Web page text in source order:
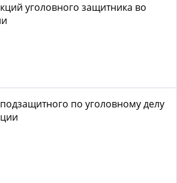
уголовного защитника во
по уголовному делу